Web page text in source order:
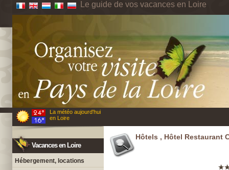
Le guide de vos vacances en Loire
La météo aujourd'hui
en Loire
Vacances en Loire
Hébergement, locations
Hôtels , Hôtel Restaurant